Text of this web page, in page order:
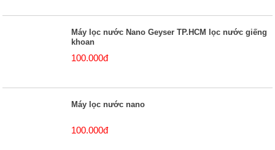
Máy lọc nước Nano Geyser TP.HCM lọc nước giếng
khoan
100.000đ
Máy lọc nước nano
100.000đ